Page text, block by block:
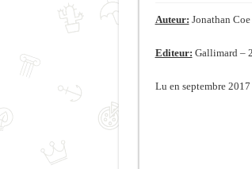
Auteur: Jonathan Coe
Editeur: Gallimard –
Lu en septembre 2017